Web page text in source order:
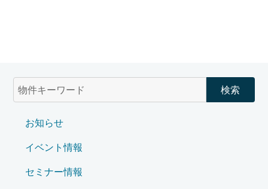
お知らせ
イベント情報
セミナー情報